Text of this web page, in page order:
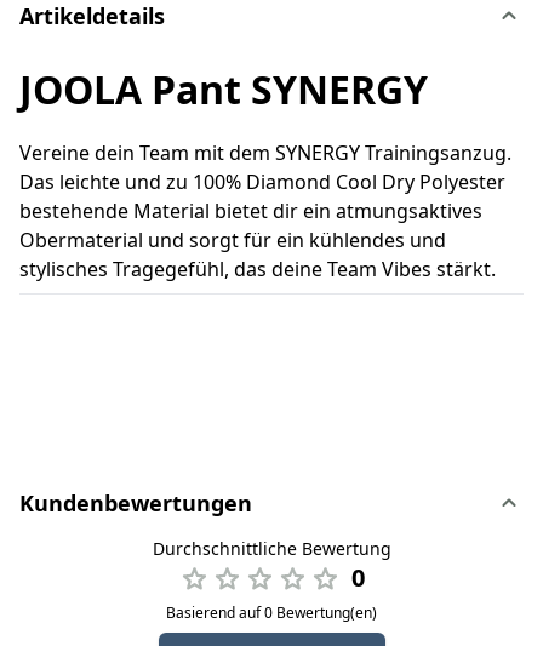
Artikeldetails
JOOLA Pant SYNERGY
Vereine dein Team mit dem SYNERGY Trainingsanzug.
Das leichte und zu 100% Diamond Cool Dry Polyester
bestehende Material bietet dir ein atmungsaktives
Obermaterial und sorgt für ein kühlendes und
stylisches Tragegefühl, das deine Team Vibes stärkt.
Kundenbewertungen
Durchschnittliche Bewertung
0
Basierend auf 0 Bewertung(en)